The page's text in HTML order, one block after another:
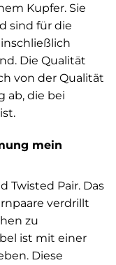
Kupfer. Sie
sind für die
Die Qualität
von der Qualität
ab, die bei
mein
Twisted Pair. Das
verdrillt
zu
ist mit einer
Diese